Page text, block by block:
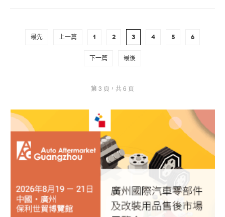
最先 上一篇 1 2 3 4 5 6
下一篇 最後
第 3 頁，共 6 頁